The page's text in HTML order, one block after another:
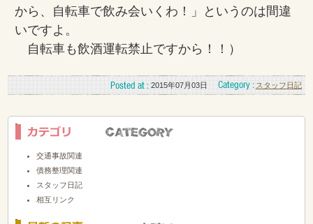
から、自転車で飲み会いくわ！」というのは間違
いですよ。
自転車も飲酒運転禁止ですから！！）
スタッフ日記
2015年07月03日
交通事故関連
債務整理関連
スタッフ日記
相互リンク